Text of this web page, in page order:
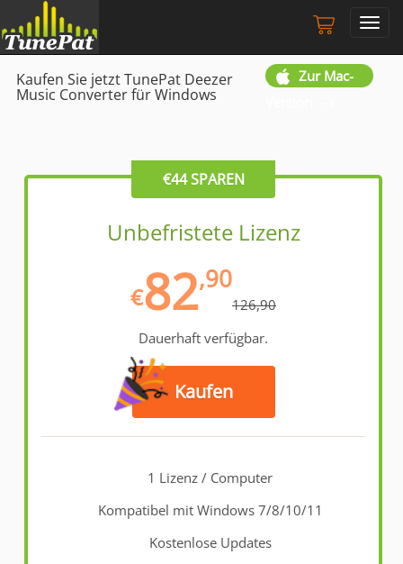
Kaufen Sie jetzt TunePat Deezer
Music Converter für Windows
Zur Mac-
€44 SPAREN
Unbefristete Lizenz
€82,90
126,90
Dauerhaft verfügbar.
Kaufen
1 Lizenz / Computer
Kompatibel mit Windows 7/8/10/11
Kostenlose Updates